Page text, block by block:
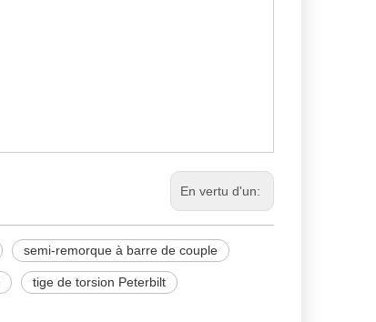
En vertu d'un:
semi-remorque à barre de couple
tige de torsion Peterbilt